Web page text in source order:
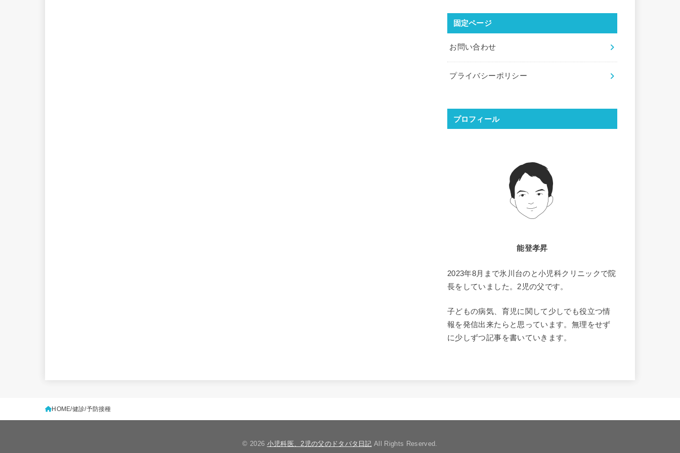
固定ページ
お問い合わせ
プライバシーポリシー
プロフィール
能登孝昇
2023年8月まで氷川台のと小児科クリニックで院
長をしていました。2児の父です。
子どもの病気、育児に関して少しでも役立つ情
報を発信出来たらと思っています。無理をせず
に少しずつ記事を書いていきます。
HOME 健診 予防接種
© 2026 小児科医、2児の父のドタバタ日記 All Rights Reserved.